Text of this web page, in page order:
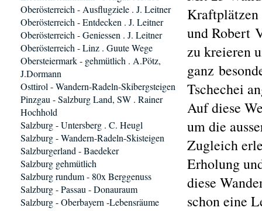
Kraftplätzen
und Robert
zu kreieren
ganz
Tschechei
Auf diese
um die
Zugleich
Erholung
diese
schon eine
Oberösterreich - Ausflugziele . J. Leitner
Oberösterreich - Entdecken . J. Leitner
Oberösterreich - Geniessen . J. Leitner
Oberösterreich - Linz . Guute Wege
Obersteiermark - gehmütlich . A.Pötz,
J.Dormann
Osttirol - Wandern-Radeln-Skibergsteigen
Pinzgau - Salzburg Land, SW . Rainer
Hochhold
Salzburg - Untersberg . C. Heugl
Salzburg - Wandern-Radeln-Skisteigen
Salzburgerland - Baedeker
Salzburg gehmütlich
Salzburg rundum - 80x Berggenuss
Salzburg - Passau - Donauraum
Salzburg - Oberbayern -Lebensräume